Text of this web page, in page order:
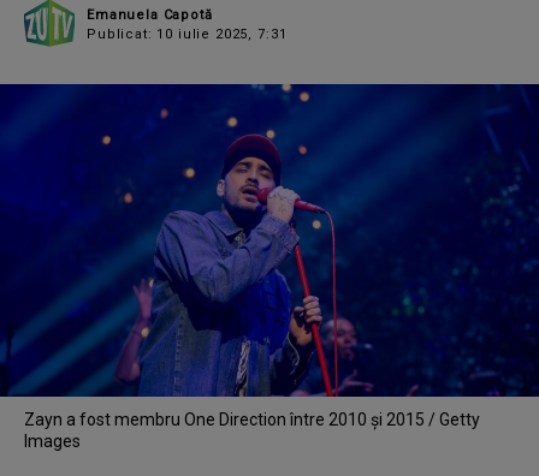
Emanuela Capotă
Publicat: 10 iulie 2025, 7:31
Zayn a fost membru One Direction între 2010 și 2015 / Getty
Images